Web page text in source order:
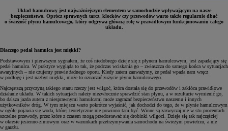
Układ hamulcowy jest najważniejszym elementem w samochodzie wpływającym na nasze
bezpieczeństwo. Oprócz sprawnych tarcz, klocków czy przewodów warto także regularnie dbać
o świeżość płynu hamulcowego, który odgrywa główną rolę w prawidłowym funkcjonowaniu całego
układu.
Dlaczego pedał hamulca jest miękki?
Podstawowym i pierwszym sygnałem, że coś niedobrego dzieje się z płynem hamulcowym, jest zapadający się
pedał hamulca. W praktyce wygląda to tak, że podczas wciskania go – zwłaszcza do samego końca w sytuacjach
awaryjnych – nie czujemy prawie żadnego oporu. Kiedy zatem zauważymy, że pedał wpada nam wręcz
w podłogę i jest nazbyt miękki, może to oznaczać zużycie płynu hamulcowego.
Najczęstszą przyczyną takiego stanu rzeczy jest wilgoć, która dostała się do przewodów i zakłóca prawidłowe
działanie układu. W takich sytuacjach należy niezwłocznie sprawdzić stan płynu, a w rezultacie wymienić go,
bo dalsza jazda autem z niesprawnymi hamulcami może zagrażać bezpieczeństwu naszemu i innych
użytkowników dróg. W tym miejscu warto pokrótce wyjaśnić, jak dochodzi do tego, że w płynie hamulcowym
w ogóle pojawia się woda, której teoretycznie nie powinno tam być. Winne są zazwyczaj nie w stu procentach
szczelne przewody, przez które z czasem mogą przedostawać się drobinki wilgoci. Dzieje się tak najczęściej
w okresie jesienno-zimowym oraz w warunkach przetrzymywania samochodu na świeżym powietrzu, a nie
w garażu.